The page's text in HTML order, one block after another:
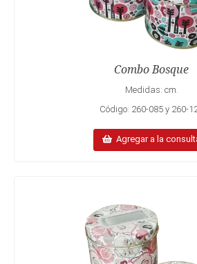
Combo Bosque
Medidas: cm.
Código: 260-085 y 260-
Agregar a la